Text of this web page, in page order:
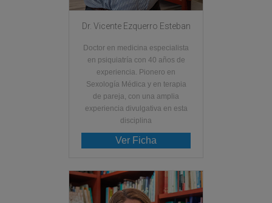
Dr. Vicente Ezquerro Esteban
Doctor en medicina especialista
en psiquiatría con 40 años de
experiencia. Pionero en
Sexología Médica y en terapia
de pareja, con una amplia
experiencia divulgativa en esta
disciplina
Ver Ficha